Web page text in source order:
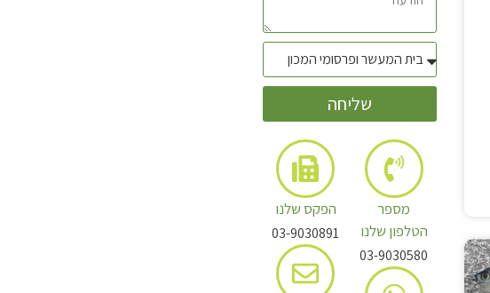
שליחה
מספר
הטלפון שלנו
03-9030580
הפקס שלנו
03-9030891